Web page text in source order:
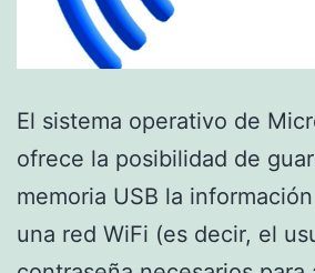
El sistema operativo de
ofrece la posibilidad de
memoria USB la
una red WiFi (es decir, el